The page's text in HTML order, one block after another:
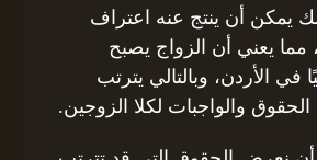
يمكن أن ينتج عنه اعتراف
مما يعني أن الزواج يصبح
في الأردن، وبالتالي يترتب
والواجبات لكلا الزوجين.